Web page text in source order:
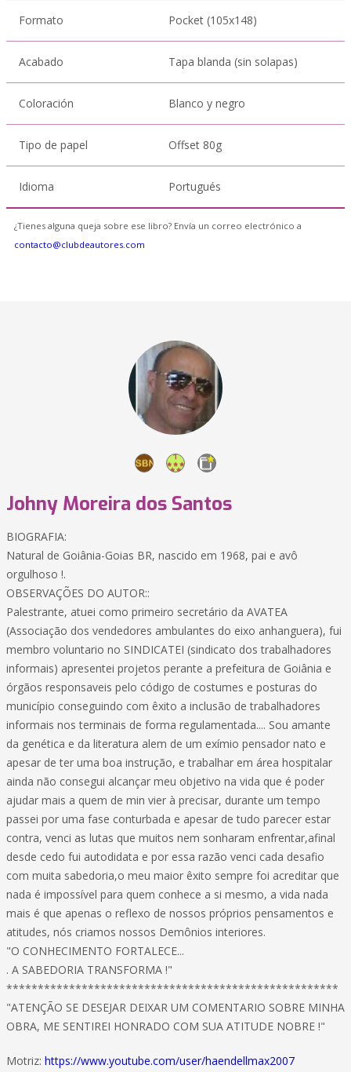
Formato Pocket (105x148)
Acabado Tapa blanda (sin solapas)
Coloración Blanco y negro
Tipo de papel Offset 80g
Idioma Portugués
¿Tienes alguna queja sobre ese libro? Envía un correo electrónico a
contacto@clubdeautores.com
Johny Moreira dos Santos
BIOGRAFIA:
Natural de Goiânia-Goias BR, nascido em 1968, pai e avô
orgulhoso !.
OBSERVAÇÕES DO AUTOR::
Palestrante, atuei como primeiro secretário da AVATEA
(Associação dos vendedores ambulantes do eixo anhanguera), fui
membro voluntario no SINDICATEI (sindicato dos trabalhadores
informais) apresentei projetos perante a prefeitura de Goiânia e
órgãos responsaveis pelo código de costumes e posturas do
município conseguindo com êxito a inclusão de trabalhadores
informais nos terminais de forma regulamentada.... Sou amante
da genética e da literatura alem de um exímio pensador nato e
apesar de ter uma boa instrução, e trabalhar em área hospitalar
ainda não consegui alcançar meu objetivo na vida que é poder
ajudar mais a quem de min vier à precisar, durante um tempo
passei por uma fase conturbada e apesar de tudo parecer estar
contra, venci as lutas que muitos nem sonharam enfrentar,afinal
desde cedo fui autodidata e por essa razão venci cada desafio
com muita sabedoria,o meu maior êxito sempre foi acreditar que
nada é impossível para quem conhece a si mesmo, a vida nada
mais é que apenas o reflexo de nossos próprios pensamentos e
atitudes, nós criamos nossos Demônios interiores.
"O CONHECIMENTO FORTALECE...
. A SABEDORIA TRANSFORMA !"
*****************************************************
"ATENÇÃO SE DESEJAR DEIXAR UM COMENTARIO SOBRE MINHA
OBRA, ME SENTIREI HONRADO COM SUA ATITUDE NOBRE !"
Motriz: https://www.youtube.com/user/haendellmax2007